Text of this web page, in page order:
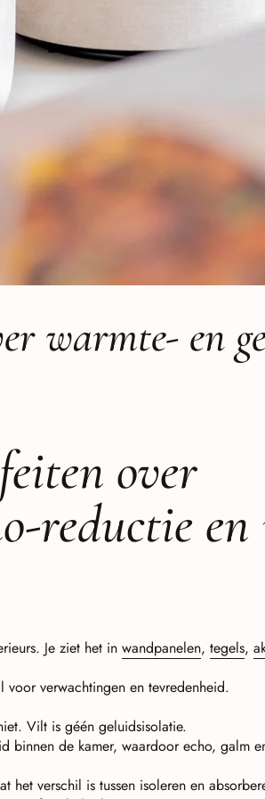
warmte- en
over
reductie
Je ziet het inwandpanelen,tegels,
verwachtingen en tevredenheid.
Vilt is géén geluidsisolatie.
binnen de kamer, waardoor echo, galm
verschil is tussen isoleren en